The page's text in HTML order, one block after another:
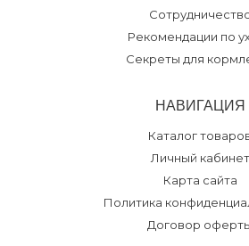
Рекомендации по
Секреты для
НАВИГАЦИЯ
Каталог
Личный кабинет
Карта сайта
Политика
Договор